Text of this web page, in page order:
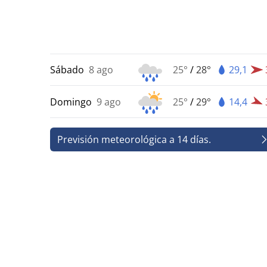
Sábado 8 ago 25° /28° 29,1
Domingo 9 ago 25° /29° 14,4
Previsión meteorológica a 14 días.